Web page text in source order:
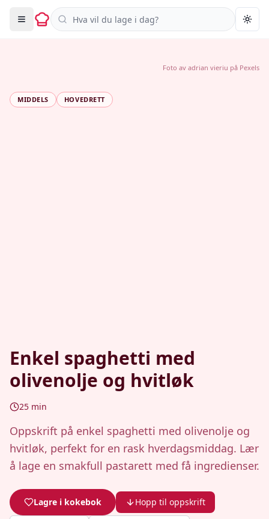
Søk i oppskrifter
MIDDELS HOVEDRETT
Enkel spaghetti med
olivenolje og hvitløk
25 min
Oppskrift på enkel spaghetti med olivenolje og
hvitløk, perfekt for en rask hverdagsmiddag. Lær
å lage en smakfull pastarett med få ingredienser.
Lagre i kokebok Hopp til oppskrift
Foto av adrian vieriu på Pexels